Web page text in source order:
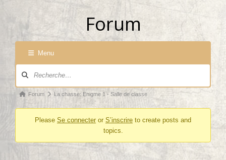
Forum
Menu
Fil d’Ariane du forum – Vous êtes ici :
Forum La chasse: Enigme 1 - Salle de classe
Please Se connecter or S’inscrire to create posts and
topics.